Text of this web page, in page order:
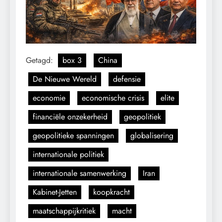
Getagd: box 3
China
De Nieuwe Wereld
defensie
economie
economische crisis
elite
financiële onzekerheid
geopolitiek
geopolitieke spanningen
globalisering
internationale politiek
internationale samenwerking
Iran
Kabinet-Jetten
koopkracht
maatschappijkritiek
macht